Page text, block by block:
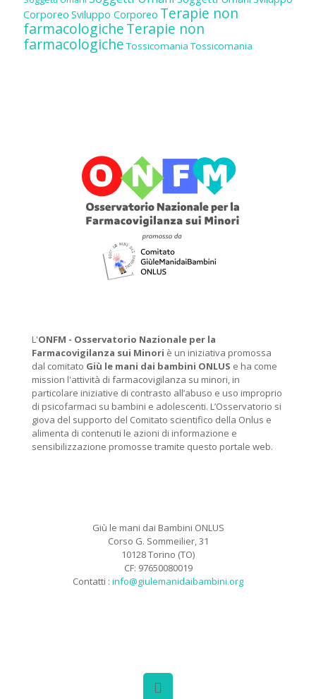
Corporeo Sviluppo Corporeo Terapie non
farmacologicheTerapie non
farmacologiche Tossicomania Tossicomania
L'ONFM - Osservatorio Nazionale per la
Farmacovigilanza sui Minori è un iniziativa promossa
dal comitato Giù le mani dai bambini ONLUS e ha come
mission l'attività di farmacovigilanza su minori, in
particolare iniziative di contrasto all’abuso e uso improprio
di psicofarmaci su bambini e adolescenti. L’Osservatorio si
giova del supporto del Comitato scientifico della Onlus e
alimenta di contenuti le azioni di informazione e
sensibilizzazione promosse tramite questo portale web.
Giù le mani dai Bambini ONLUS
Corso G. Sommeilier, 31
10128 Torino (TO)
CF: 97650080019
Contatti : info@giulemanidaibambini.org